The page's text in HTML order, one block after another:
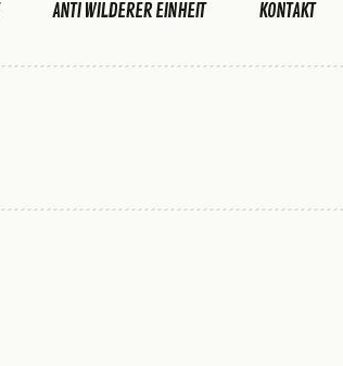
ANTI WILDERER EINHEIT KONTAKT